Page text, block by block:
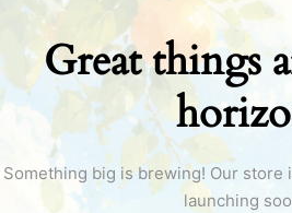
Great things
Something big is brewing! Our store
launching